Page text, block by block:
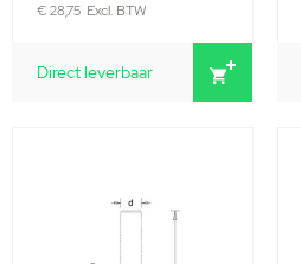
€ 28,75
Direct leverbaar